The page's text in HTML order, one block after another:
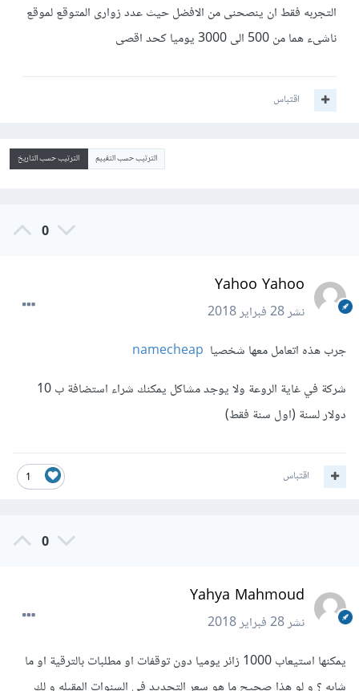
التجربه فقط ان ينصحنى من الافضل حيث عدد زوارى المتوقع لموقع
ناشىء هما من 500 الى 3000 يوميا كحد اقصى
اقتباس
الترتيب حسب التقييم الترتيب حسب التاريخ
0
Yahoo Yahoo
نشر28 فبراير 2018
جرب هذه اتعامل معها شخصيا
شركة في غاية الروعة ولا يوجد مشاكل يمكنك شراء استضافة ب 10
دولار لسنة (اول سنة فقط)
1 اقتباس
0
Yahya Mahmoud
نشر28 فبراير 2018
يمكنها استيعاب 1000 زائر يوميا دون توقفات او مطلبات بالترقية او ما